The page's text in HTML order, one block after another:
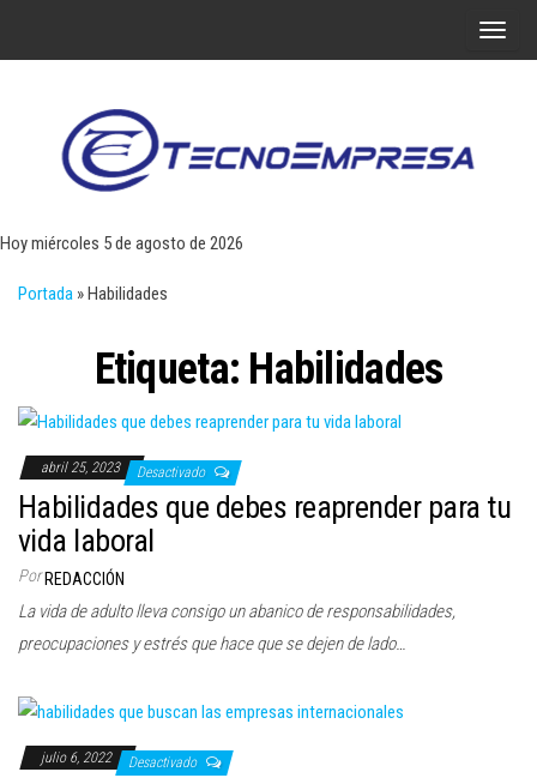
A
a
Hoy miércoles 5 de agosto de 2026
Portada »Habilidades
Etiqueta: Habilidades
abril 25, 2023 Desactivado
Habilidades que debes reaprender para tu
vida laboral
PorREDACCIÓN
La vida de adulto lleva consigo un abanico de responsabilidades,
preocupaciones y estrés que hace que se dejen de lado…
julio 6, 2022 Desactivado